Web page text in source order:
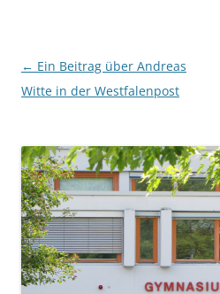
Beitragsnavigation
← Ein Beitrag über Andreas
Witte in der Westfalenpost